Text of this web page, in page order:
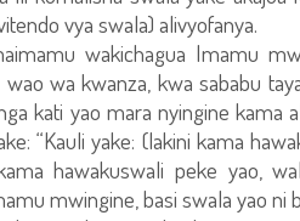
vya swala) alivyofanya.
wakichagua Imamu
wa kwanza, kwa sababu
kati yao mara nyingine kama
“Kauli yake: (lakini kama
hawakuswali peke yao,
mwingine, basi swala yao ni